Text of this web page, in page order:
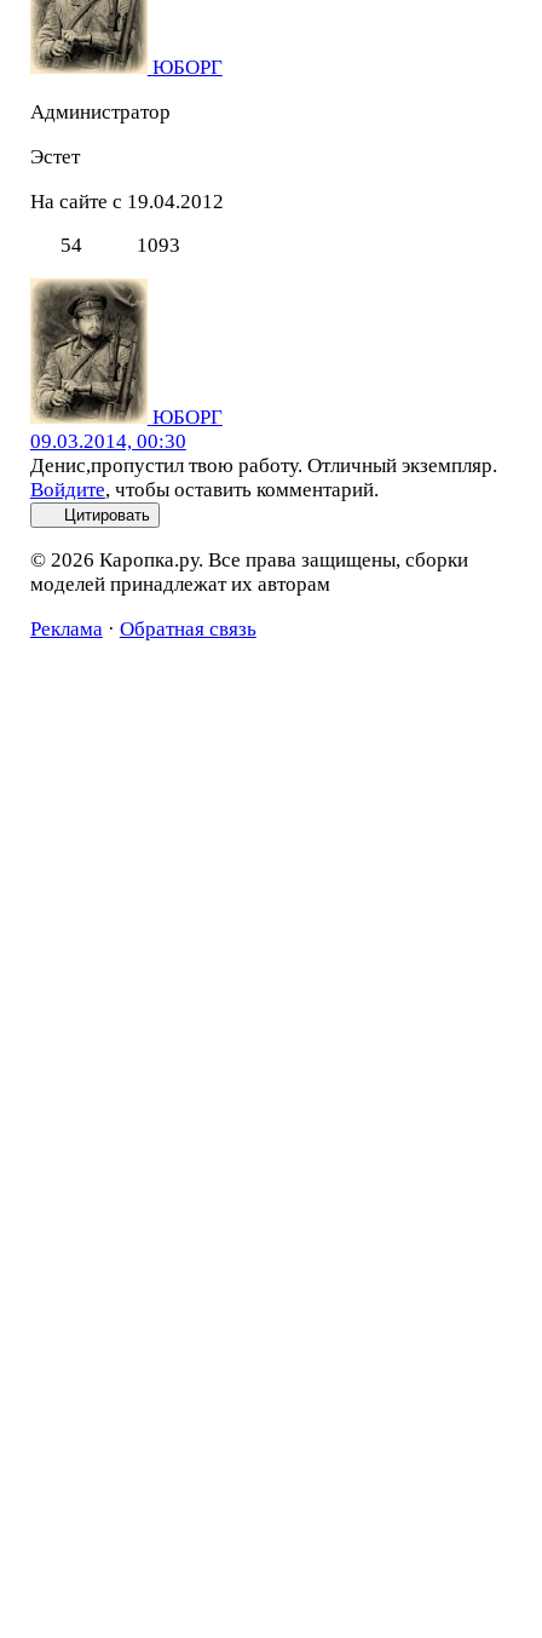
ЮБОРГ
Администратор
Эстет
На сайте с 19.04.2012
54
1093
ЮБОРГ
09.03.2014, 00:30
Денис,пропустил твою работу. Отличный экземпляр.
Войдите, чтобы оставить комментарий.
Цитировать
© 2026 Каропка.ру. Все права защищены, сборки
моделей принадлежат их авторам
Реклама · Обратная связь